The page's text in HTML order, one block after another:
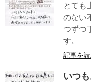
とても
のない
つずつ
記事を
いつ